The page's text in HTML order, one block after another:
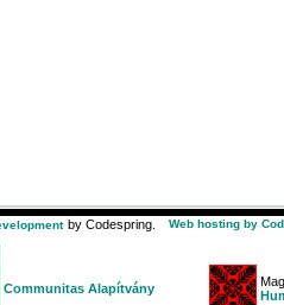
by Codespring. Web hosting by
Communitas Alapítvány